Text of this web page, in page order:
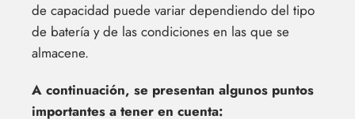
de capacidad puede variar dependiendo del tipo
de batería y de las condiciones en las que se
almacene.
A continuación, se presentan algunos puntos
importantes a tener en cuenta: